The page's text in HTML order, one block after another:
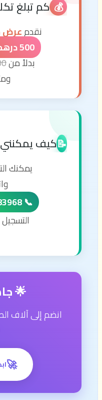
💰 كم تبلغ
نقدمعرض
500 درهم فقط
بدلاً من
📝كيف يمكنني
يمكنك
📞 0600583968
🌟
انضم إلى آلاف
🚀